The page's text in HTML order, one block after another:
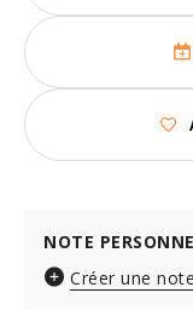
NOTE
Créer une note